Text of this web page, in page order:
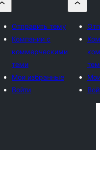
Отправить тему
Компании с
коммерческими
теми
Мои избранные
Войти